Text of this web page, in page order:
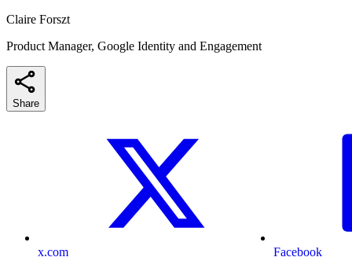
Claire Forszt
Product Manager, Google Identity and Engagement
Share
x.com Facebook